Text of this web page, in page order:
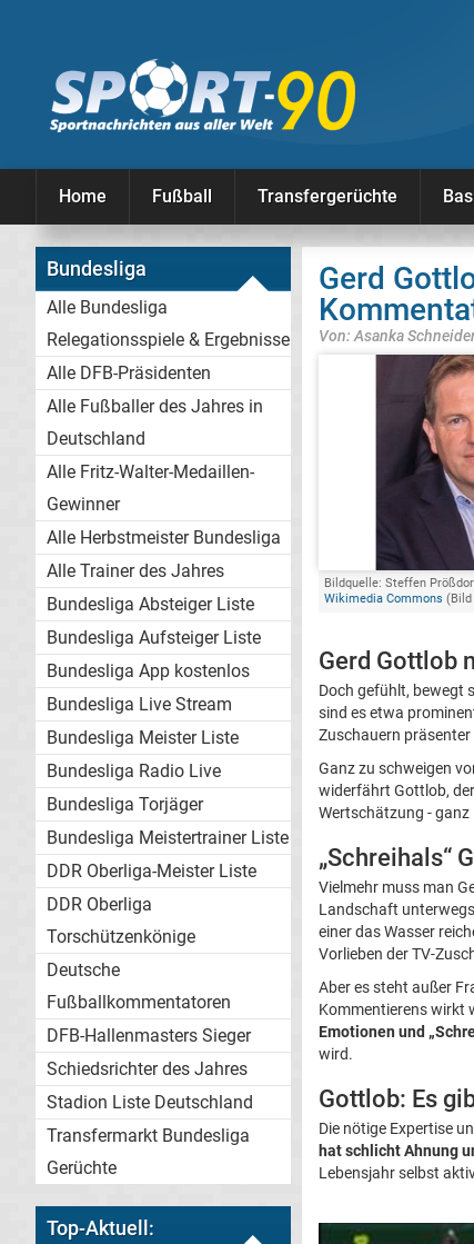
Home Fußball Transfergerüchte
Bundesliga
Alle Bundesliga
Relegationsspiele & Ergebnisse
Alle DFB-Präsidenten
Alle Fußballer des Jahres in
Deutschland
Alle Fritz-Walter-Medaillen-
Gewinner
Alle Herbstmeister Bundesliga
Alle Trainer des Jahres
Bundesliga Absteiger Liste
Bundesliga Aufsteiger Liste
Bundesliga App kostenlos
Bundesliga Live Stream
Bundesliga Meister Liste
Bundesliga Radio Live
Bundesliga Torjäger
Bundesliga Meistertrainer Liste
DDR Oberliga-Meister Liste
DDR Oberliga
Torschützenkönige
Deutsche
Fußballkommentatoren
DFB-Hallenmasters Sieger
Schiedsrichter des Jahres
Stadion Liste Deutschland
Transfermarkt Bundesliga
Gerüchte
Top-Aktuell:
Gerd
Von: Asanka
Bildquelle: Steffen
Wikimedia Commons (Bild
Gerd Gottlob
Doch gefühlt, bewegt
sind es etwa
Zuschauern
Ganz zu schweigen
widerfährt Gottlob,
Wertschätzung - ganz
„Schreihals“
Vielmehr muss man
Landschaft
einer das Wasser
Vorlieben der TV-
Aber es steht außer
Kommentierens wirkt
Emotionen und
wird.
Gottlob: Es
Die nötige Expertise
hat schlicht Ahnung
Lebensjahr selbst